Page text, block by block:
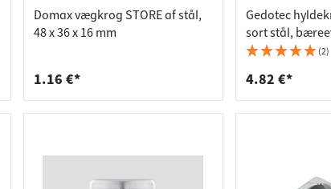
Domax vægkrog STORE af stål,
48 x 36 x 16 mm
1.16 €*
Gedotec
sort stål,
100 x 40 x 4 mm
(2)
4.82 €*